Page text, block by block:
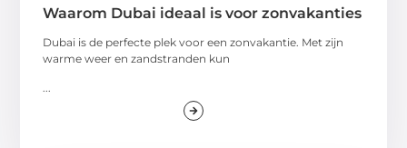
Waarom Dubai ideaal is voor zonvakanties
Dubai is de perfecte plek voor een zonvakantie. Met zijn
warme weer en zandstranden kun
...